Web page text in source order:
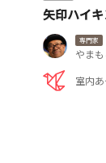
矢印ハイ
専門家
やま
室内